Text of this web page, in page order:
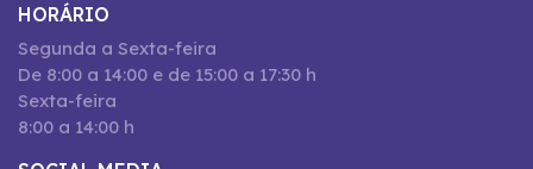
HORÁRIO
Segunda a Sexta-feira
De 8:00 a 14:00 e de 15:00 a 17:30 h
Sexta-feira
8:00 a 14:00 h